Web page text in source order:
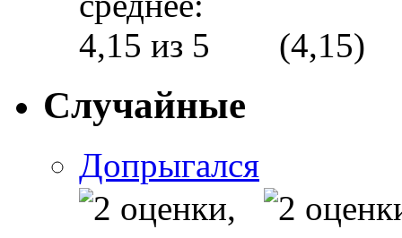
(4,15)
Случайные
Допрыгался